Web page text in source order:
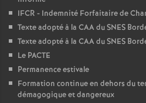
IFCR - Indemnité Forfaitaire de
Texte adopté à la CAA du SNES
Texte adopté à la CAA du SNES
Le PACTE
Permanence estivale
Formation continue en dehors du
démagogique et dangereux